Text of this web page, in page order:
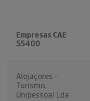
Empresas CAE
55400
Alojaçores -
Turismo,
Unipessoal Lda